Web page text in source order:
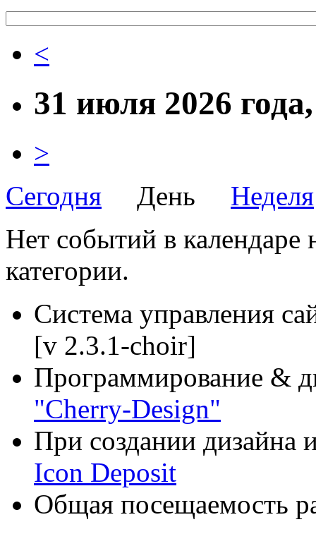
<
31 июля 2026
>
Сегодня День Неделя
Нет событий в календаре
категории.
Система управления
[v 2.3.1-choir]
Программирование &
"Cherry-Design"
При создании дизайна
Icon Deposit
Общая посещаемость